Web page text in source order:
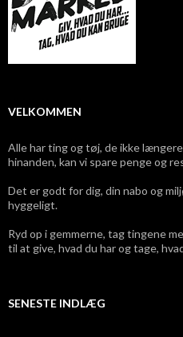
VELKOMMEN
Alle har ting og tøj, de ikke
hinanden, kan vi spare penge og
Det er godt for dig, din nabo og
hyggeligt.
Ryd op i gemmerne, tag tingene
til at give, hvad du har og tage,
SENESTE INDLÆG